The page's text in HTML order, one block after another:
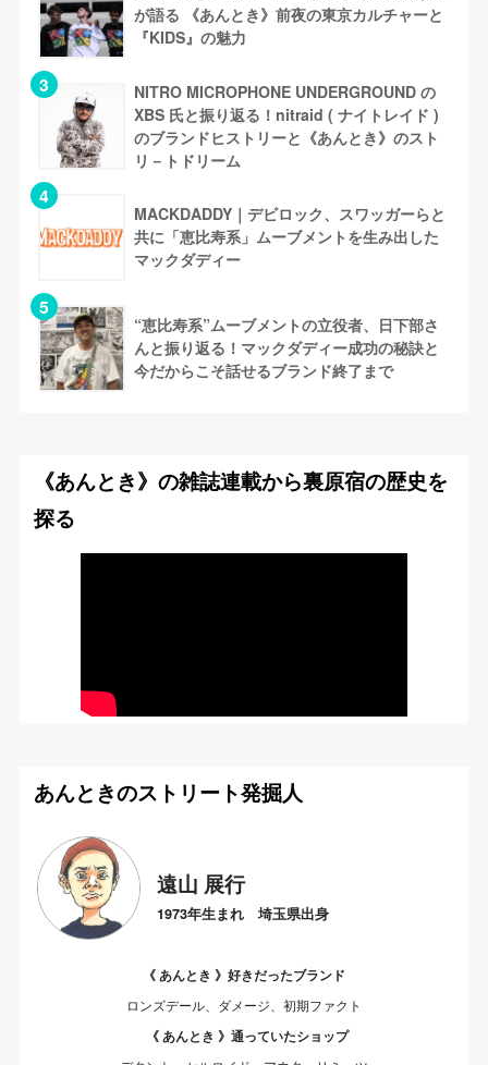
が語る 《あんとき》前夜の東京カルチャーと
『KIDS』の魅力
NITRO MICROPHONE UNDERGROUND の
XBS 氏と振り返る！nitraid ( ナイトレイド )
のブランドヒストリーと《あんとき》のスト
リ－トドリーム
MACKDADDY｜デビロック、スワッガーらと
共に「恵比寿系」ムーブメントを生み出した
マックダディー
“恵比寿系”ムーブメントの立役者、日下部さ
んと振り返る！マックダディー成功の秘訣と
今だからこそ話せるブランド終了まで
《あんとき》の雑誌連載から裏原宿の歴史を
探る
あんときのストリート発掘人
遠山 展行
1973年生まれ 埼玉県出身
《 あんとき 》好きだったブランド
ロンズデール、ダメージ、初期ファクト
《 あんとき 》通っていたショップ